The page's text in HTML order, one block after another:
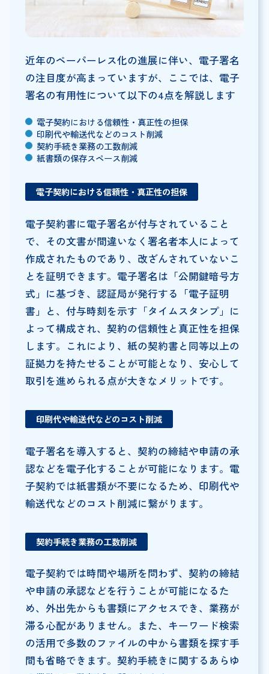
近年のペーパーレス化の進展に伴い、電子署名
の注目度が高まっていますが、ここでは、電子
署名の有用性について以下の4点を解説します
電子契約における信頼性・真正性の担保
印刷代や輸送代などのコスト削減
契約手続き業務の工数削減
紙書類の保存スペース削減
電子契約における信頼性・真正性の担保
電子契約書に電子署名が付与されていること
で、その文書が間違いなく署名者本人によって
作成されたものであり、改ざんされていないこ
とを証明できます。電子署名は「公開鍵暗号方
式」に基づき、認証局が発行する「電子証明
書」と、付与時刻を示す「タイムスタンプ」に
よって構成され、契約の信頼性と真正性を担保
します。これにより、紙の契約書と同等以上の
証拠力を持たせることが可能となり、安心して
取引を進められる点が大きなメリットです。
印刷代や輸送代などのコスト削減
電子署名を導入すると、契約の締結や申請の承
認などを電子化することが可能になります。電
子契約では紙書類が不要になるため、印刷代や
輸送代などのコスト削減に繋がります。
契約手続き業務の工数削減
電子契約では時間や場所を問わず、契約の締結
や申請の承認などを行うことが可能になるた
め、外出先からも書類にアクセスでき、業務が
滞る心配がありません。また、キーワード検索
の活用で多数のファイルの中から書類を探す手
間も省略できます。契約手続きに関するあらゆ